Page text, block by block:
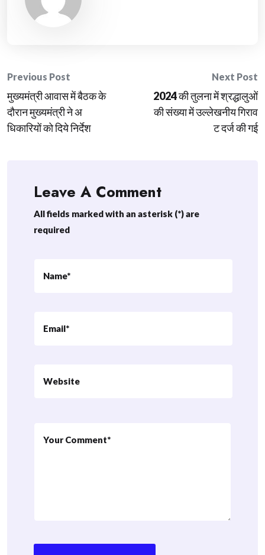
Post
navigation
Previous Post
मुख्यमंत्री आवास में बैठक के
दौरान मुख्यमंत्री ने अ
धिकारियों को दिये निर्देश
Next Post
2024 की तुलना में श्रद्धालुओं
की संख्या में उल्लेखनीय गिराव
ट दर्ज की गई
Leave A Comment
All fields marked with an asterisk (*) are
required